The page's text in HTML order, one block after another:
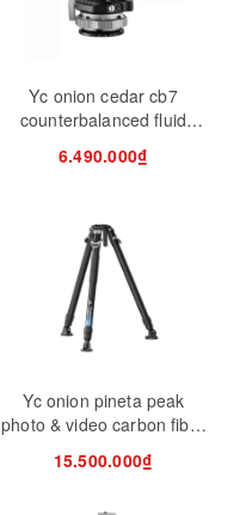
Yc onion cedar cb7
counterbalanced fluid
6.490.000₫
Yc onion pineta peak
photo & video carbon fiber
tripod w/ hd tripod feet
15.500.000₫